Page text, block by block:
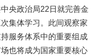
央政治局22日就完善金
集体学习。此间观察家
服务体系中的重要组成
也将成为国家重要核心